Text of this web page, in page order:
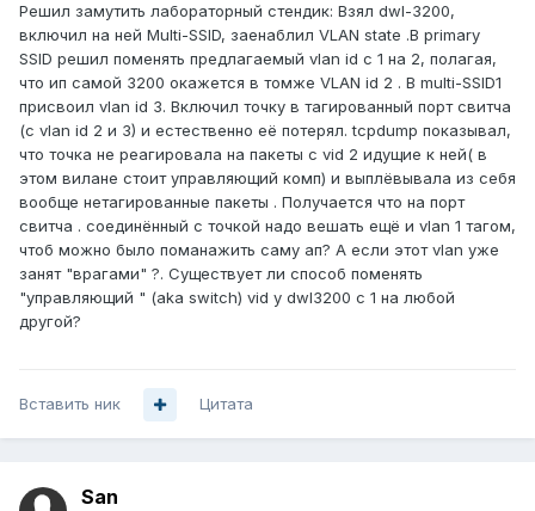
Решил замутить лабораторный стендик: Взял dwl-3200,
включил на ней Multi-SSID, заенаблил VLAN state .В primary
SSID решил поменять предлагаемый vlan id с 1 на 2, полагая,
что ип самой 3200 окажется в томже VLAN id 2 . В multi-SSID1
присвоил vlan id 3. Включил точку в тагированный порт свитча
(с vlan id 2 и 3) и естественно её потерял. tcpdump показывал,
что точка не реагировала на пакеты c vid 2 идущие к ней( в
этом вилане стоит управляющий комп) и выплёвывала из себя
вообще нетагированные пакеты . Получается что на порт
свитча . соединённый с точкой надо вешать ещё и vlan 1 тагом,
чтоб можно было поманажить саму ап? А если этот vlan уже
занят "врагами" ?. Существует ли способ поменять
"управляющий " (aka switch) vid у dwl3200 с 1 на любой
другой?
Вставить ник Цитата
San